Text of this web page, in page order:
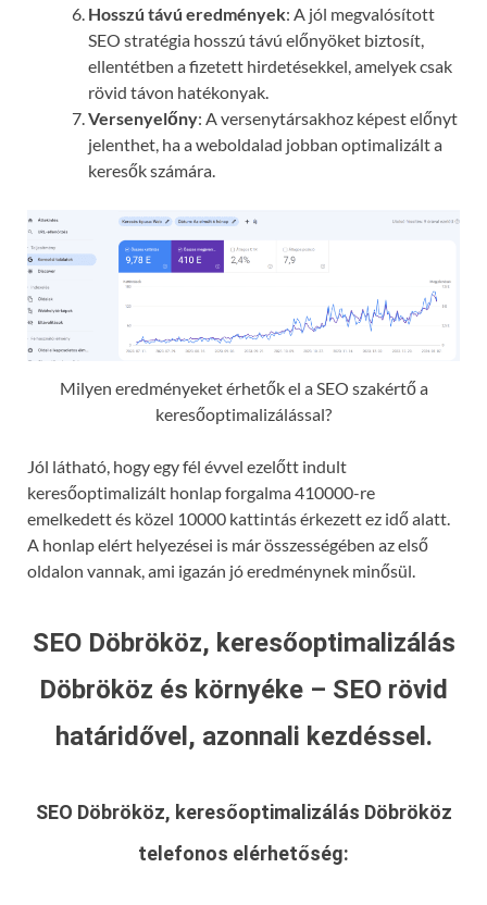
Hosszú távú eredmények: A jól megvalósított
SEO stratégia hosszú távú előnyöket biztosít,
ellentétben a fizetett hirdetésekkel, amelyek csak
rövid távon hatékonyak.
Versenyelőny: A versenytársakhoz képest előnyt
jelenthet, ha a weboldalad jobban optimalizált a
keresők számára.
Milyen eredményeket érhetők el a SEO szakértő a
keresőoptimalizálással?
Jól látható, hogy egy fél évvel ezelőtt indult
keresőoptimalizált honlap forgalma 410000-re
emelkedett és közel 10000 kattintás érkezett ez idő alatt.
A honlap elért helyezései is már összességében az első
oldalon vannak, ami igazán jó eredménynek minősül.
SEO Döbrököz, keresőoptimalizálás
Döbrököz és környéke – SEO rövid
határidővel, azonnali kezdéssel.
SEO Döbrököz, keresőoptimalizálás Döbrököz
telefonos elérhetőség: